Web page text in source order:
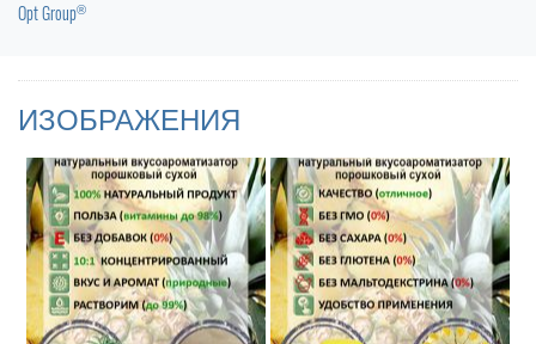
Opt Group®
ИЗОБРАЖЕНИЯ